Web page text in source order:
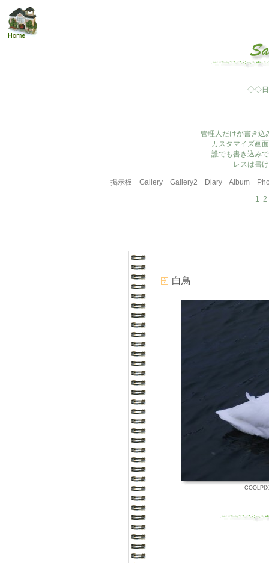
◇◇日
管理人だけが書き込
カスタマイズ画
誰でも書き込み
レスは書
掲示板 Gallery Gallery2 Diary Album
1 2
白鳥